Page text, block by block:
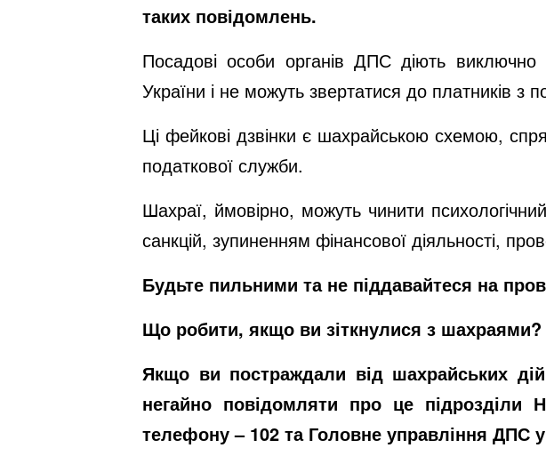
таких повідомлень.
Посадові особи органів ДПС діють
України і не можуть звертатися до платників з
Ці фейкові дзвінки є шахрайською схемою,
податкової служби.
Шахраї, ймовірно, можуть чинити
санкцій, зупиненням фінансової діяльності,
Будьте пильними та не піддавайтеся на
Що робити, якщо ви зіткнулися з шахраями?
Якщо ви постраждали від шахрайських
негайно повідомляти про це підрозділи
телефону – 102 та Головне управління ДПС